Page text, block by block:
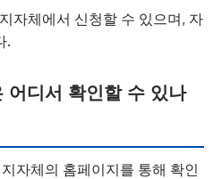
자체에서 신청할 수 있으며, 자
.
어디서 확인할 수 있나
자체의 홈페이지를 통해 확인